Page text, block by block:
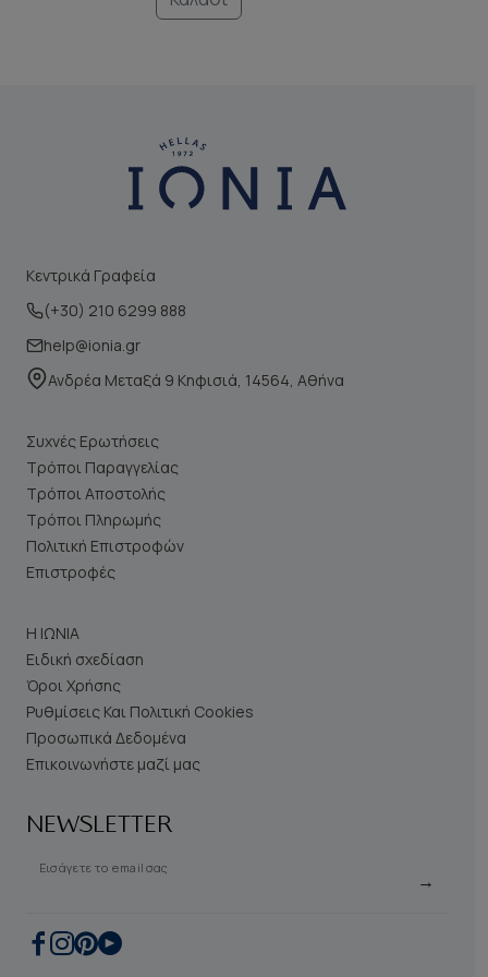
Κεντρικά Γραφεία
(+30) 210 6299 888
help@ionia.gr
Ανδρέα Μεταξά 9 Κηφισιά, 14564, Αθήνα
Συχνές Ερωτήσεις
Τρόποι Παραγγελίας
Τρόποι Αποστολής
Τρόποι Πληρωμής
Πολιτική Επιστροφών
Επιστροφές
Η ΙΩΝΙΑ
Ειδική σχεδίαση
Όροι Χρήσης
Ρυθμίσεις Και Πολιτική Cookies
Προσωπικά Δεδομένα
Επικοινωνήστε μαζί μας
NEWSLETTER
Εισάγετε το email σας
→